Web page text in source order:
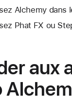
Alchemy dans
Phat FX ou
aux